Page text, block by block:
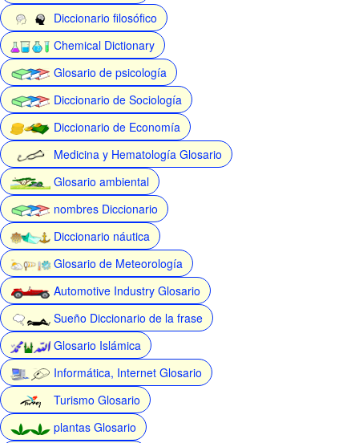
Diccionario filosófico
Chemical Dictionary
Glosario de psicología
Diccionario de Sociología
Diccionario de Economía
Medicina y Hematología Glosario
Glosario ambiental
nombres Diccionario
Diccionario náutica
Glosario de Meteorología
Automotive Industry Glosario
Sueño Diccionario de la frase
Glosario Islámica
Informática, Internet Glosario
Turismo Glosario
plantas Glosario